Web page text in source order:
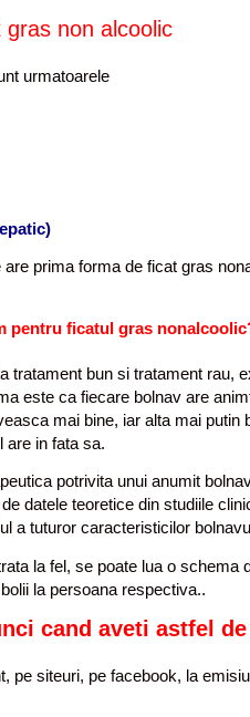
non alcoolic
urmatoarele
prima forma de ficat gras
pentru ficatul gras
tratament bun si tratament rau,
este ca fiecare bolnav are
mai bine, iar alta mai
are in fata sa.
potrivita unui anumit
datele teoretice din studiile
a tuturor caracteristicilor
la fel, se poate lua o
la persoana respectiva..
cand aveti astfel
pe siteuri, pe facebook, la